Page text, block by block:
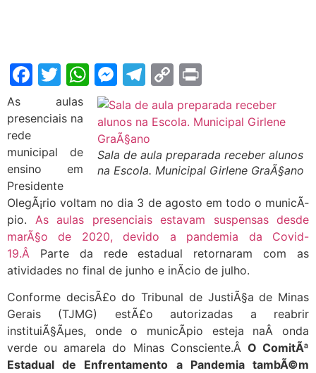
Facebook
Twitter
WhatsApp
Messenger
Telegram
Copy
Link
Sala de aula preparada receber alunos
na Escola. Municipal Girlene GraÃ§ano
As aulas
presenciais na
rede
municipal de
ensino em
Presidente
OlegÃ¡rio voltam no dia 3 de agosto em todo o municÃ­
pio. As aulas presenciais estavam suspensas desde
marÃ§o de 2020, devido a pandemia da Covid-
19.Â Parte da rede estadual retornaram com as
atividades no final de junho e inÃ­cio de julho.
Conforme decisÃ£o do Tribunal de JustiÃ§a de Minas
Gerais (TJMG) estÃ£o autorizadas a reabrir
instituiÃ§Ãµes, onde o municÃ­pio esteja naÂ onda
verde ou amarela do Minas Consciente.Â O ComitÃª
Estadual de Enfrentamento a Pandemia tambÃ©m